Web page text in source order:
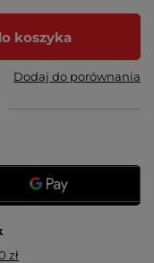
koszyka
Dodaj do porównania
zł